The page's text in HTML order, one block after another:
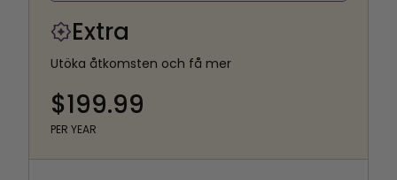
Extra
Utöka åtkomsten och få mer
$199.99
PER YEAR